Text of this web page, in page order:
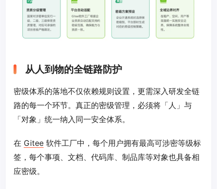
从人到物的全链路防护
密级体系的落地不仅依赖规则设置，更需深入研发全链
路的每一个环节。真正的密级管理，必须将「人」与
「对象」统一纳入同一安全体系。
在 Gitee 软件工厂中，每个用户拥有最高可涉密等级标
签，每个事项、文档、代码库、制品库等对象也具备相
应密级。